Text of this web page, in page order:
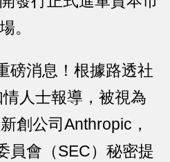
場。
磅消息！根據路透社
情人士報導，被視為
創公司Anthropic，
員會（SEC）秘密提